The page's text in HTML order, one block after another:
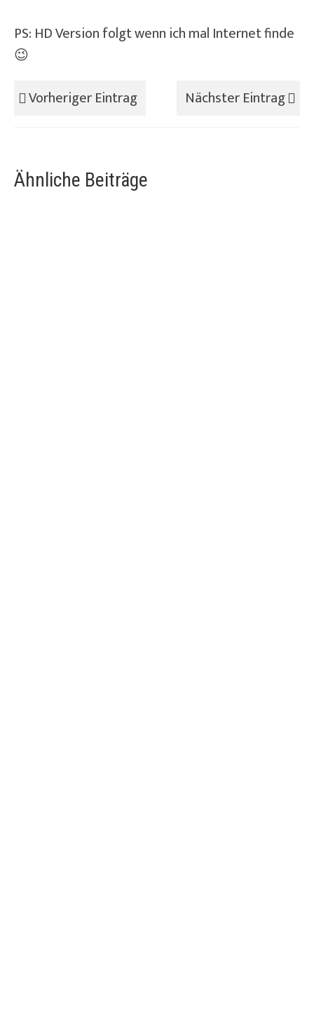
PS: HD Version folgt wenn ich mal Internet finde
😉
Vorheriger Eintrag
Nächster Eintrag
Ähnliche Beiträge